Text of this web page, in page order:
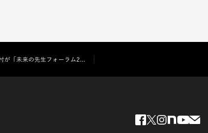
が「未来の先生フォーラム2...